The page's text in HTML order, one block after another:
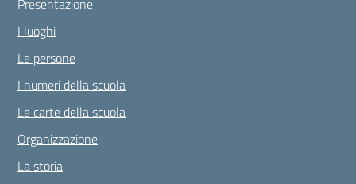
Presentazione
I luoghi
Le persone
I numeri della scuola
Le carte della scuola
Organizzazione
La storia